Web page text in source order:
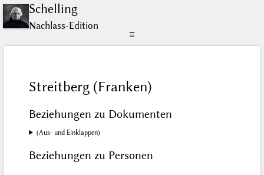
Schelling
Nachlass-Edition
☰
Streitberg (Franken)
Beziehungen zu Dokumenten
(Aus- und Einklappen)
Beziehungen zu Personen